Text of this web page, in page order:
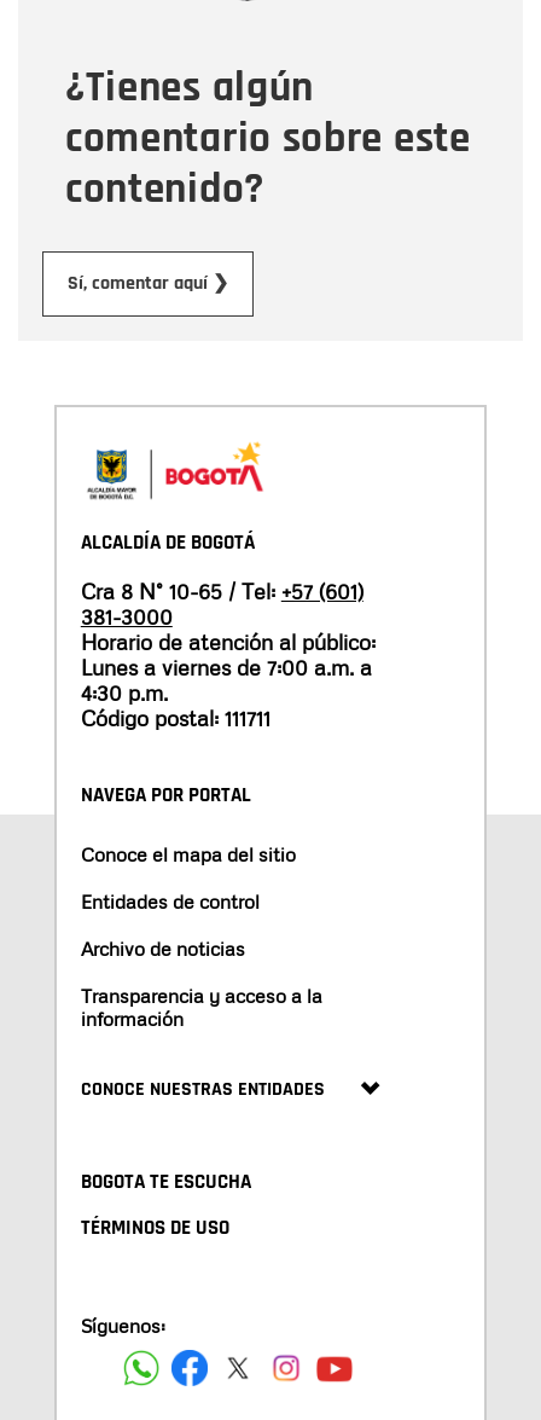
¿Tienes algún
comentario sobre este
contenido?
Sí, comentar aquí ❯
Mensaje
ALCALDÍA DE BOGOTÁ
Cra 8 N° 10-65 / Tel: +57 (601)
381-3000
Horario de atención al público:
Lunes a viernes de 7:00 a.m. a
4:30 p.m.
Código postal: 111711
NAVEGA POR PORTAL
Conoce el mapa del sitio
Entidades de control
Archivo de noticias
Transparencia y acceso a la
información
CONOCE NUESTRAS ENTIDADES
BOGOTA TE ESCUCHA
TÉRMINOS DE USO
Síguenos: